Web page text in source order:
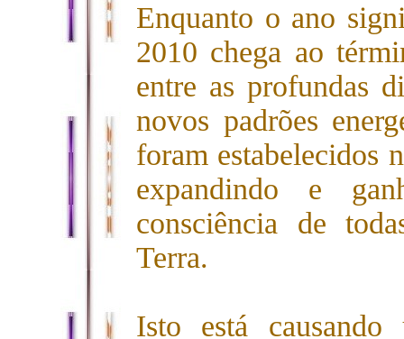
Enquanto o ano
2010 chega ao
entre as profundas
novos padrões
foram estabelecidos
expandindo e
consciência de
Terra.
Isto está causando